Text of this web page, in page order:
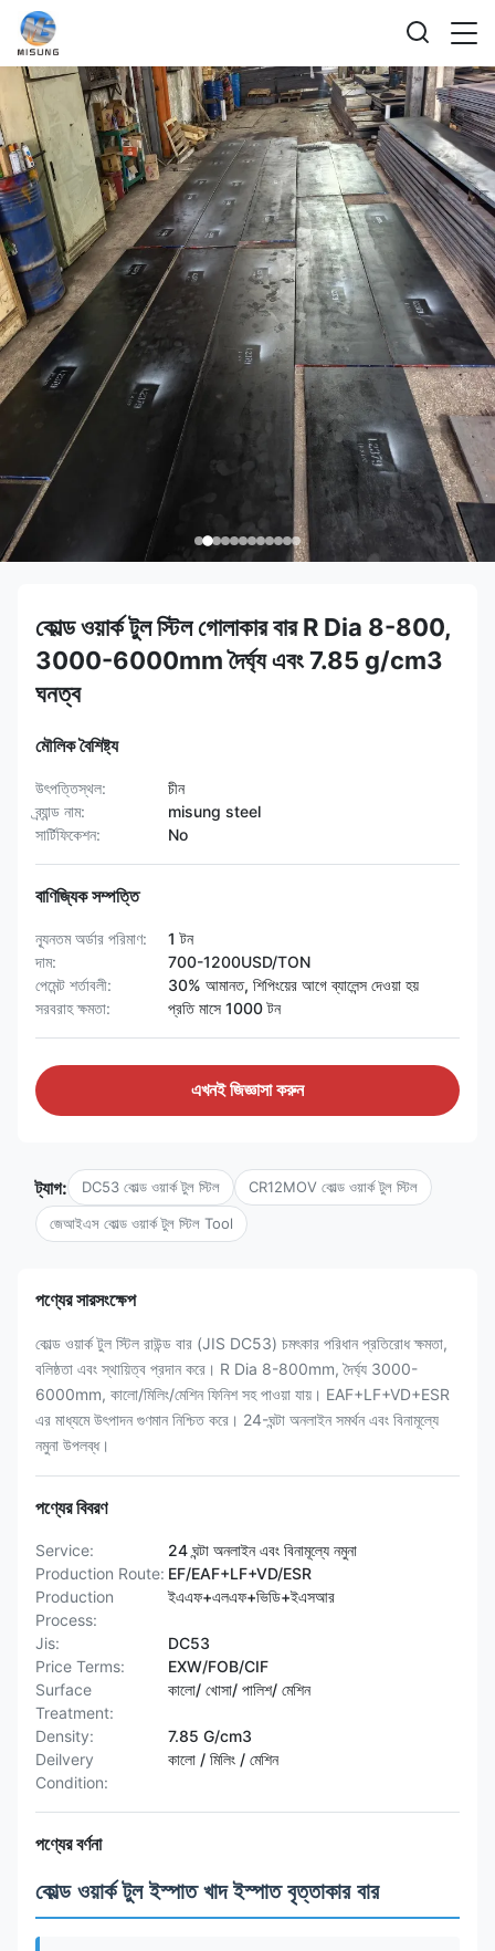
কোল্ড ওয়ার্ক টুল স্টিল গোলাকার বার R Dia 8-800,
3000-6000mm দৈর্ঘ্য এবং 7.85 g/cm3
ঘনত্ব
মৌলিক বৈশিষ্ট্য
উৎপত্তিস্থল:
চীন
ব্র্যান্ড নাম:
misung steel
সার্টিফিকেশন:
No
বাণিজ্যিক সম্পত্তি
ন্যূনতম অর্ডার পরিমাণ:
1 টন
দাম:
700-1200USD/TON
পেমেন্ট শর্তাবলী:
30% আমানত, শিপিংয়ের আগে ব্যালেন্স দেওয়া হয়
সরবরাহ ক্ষমতা:
প্রতি মাসে 1000 টন
এখনই জিজ্ঞাসা করুন
ট্যাগ: DC53 কোল্ড ওয়ার্ক টুল স্টিল CR12MOV কোল্ড ওয়ার্ক টুল স্টিল
জেআইএস কোল্ড ওয়ার্ক টুল স্টিল Tool
পণ্যের সারসংক্ষেপ
কোল্ড ওয়ার্ক টুল স্টিল রাউন্ড বার (JIS DC53) চমৎকার পরিধান প্রতিরোধ ক্ষমতা,
বলিষ্ঠতা এবং স্থায়িত্ব প্রদান করে। R Dia 8-800mm, দৈর্ঘ্য 3000-
6000mm, কালো/মিলিং/মেশিন ফিনিশ সহ পাওয়া যায়। EAF+LF+VD+ESR
এর মাধ্যমে উৎপাদন গুণমান নিশ্চিত করে। 24-ঘন্টা অনলাইন সমর্থন এবং বিনামূল্যে
নমুনা উপলব্ধ।
পণ্যের বিবরণ
Service:
24 ঘন্টা অনলাইন এবং বিনামূল্যে নমুনা
Production Route: EF/EAF+LF+VD/ESR
Production
Process:
ইএএফ+এলএফ+ভিডি+ইএসআর
Jis:
DC53
Price Terms:
EXW/FOB/CIF
Surface
Treatment:
কালো/ খোসা/ পালিশ/ মেশিন
Density:
7.85 G/cm3
Deilvery
Condition:
কালো / মিলিং / মেশিন
পণ্যের বর্ণনা
কোল্ড ওয়ার্ক টুল ইস্পাত খাদ ইস্পাত বৃত্তাকার বার